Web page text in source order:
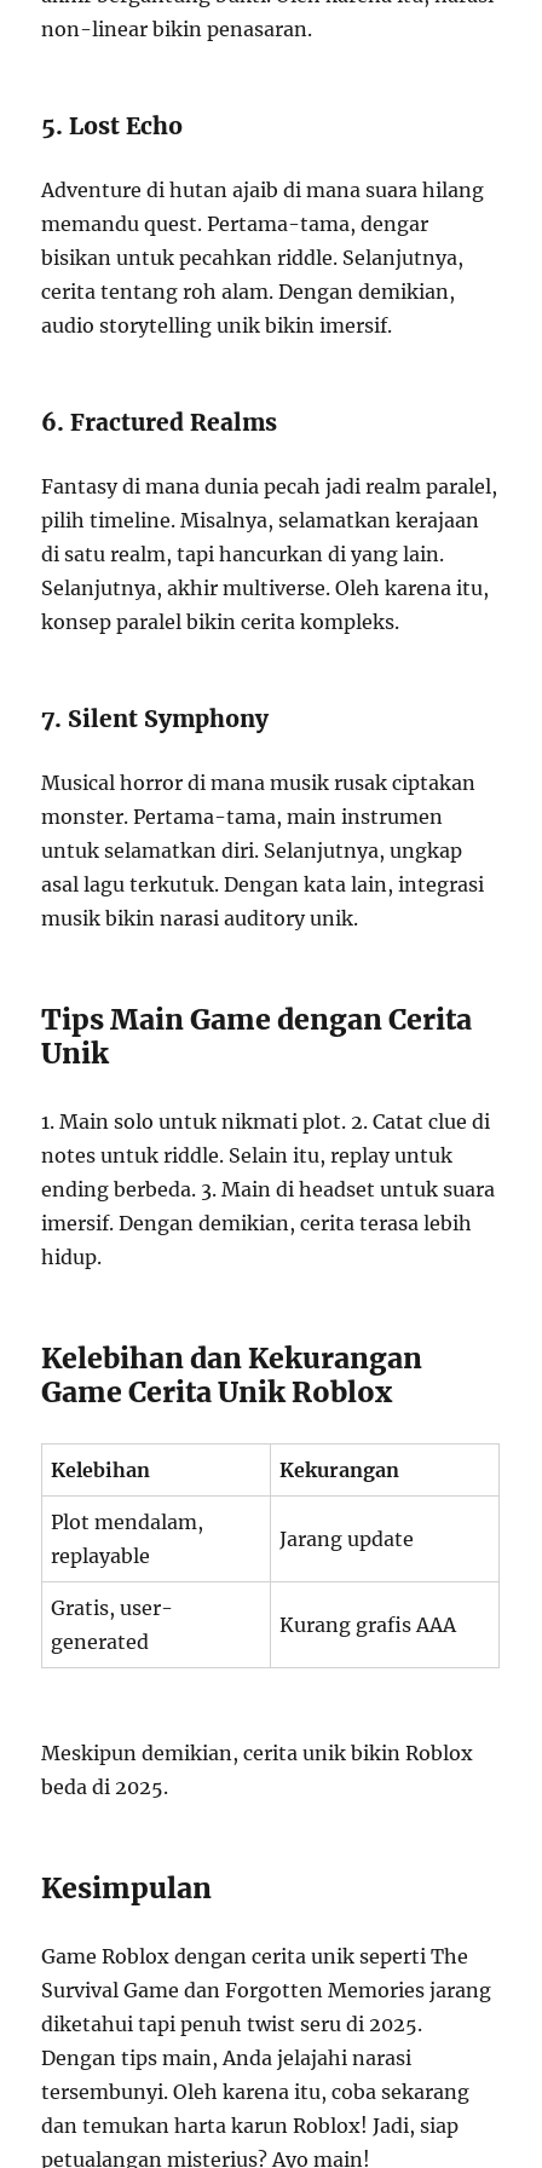
non-linear bikin penasaran.
5. Lost Echo
Adventure di hutan ajaib di mana suara hilang
memandu quest. Pertama-tama, dengar
bisikan untuk pecahkan riddle. Selanjutnya,
cerita tentang roh alam. Dengan demikian,
audio storytelling unik bikin imersif.
6. Fractured Realms
Fantasy di mana dunia pecah jadi realm paralel,
pilih timeline. Misalnya, selamatkan kerajaan
di satu realm, tapi hancurkan di yang lain.
Selanjutnya, akhir multiverse. Oleh karena itu,
konsep paralel bikin cerita kompleks.
7. Silent Symphony
Musical horror di mana musik rusak ciptakan
monster. Pertama-tama, main instrumen
untuk selamatkan diri. Selanjutnya, ungkap
asal lagu terkutuk. Dengan kata lain, integrasi
musik bikin narasi auditory unik.
Tips Main Game dengan Cerita
Unik
1. Main solo untuk nikmati plot. 2. Catat clue di
notes untuk riddle. Selain itu, replay untuk
ending berbeda. 3. Main di headset untuk suara
imersif. Dengan demikian, cerita terasa lebih
hidup.
Kelebihan dan Kekurangan
Game Cerita Unik Roblox
Kelebihan Kekurangan
Plot mendalam,
replayable
Jarang update
Gratis, user-
generated
Kurang grafis AAA
Meskipun demikian, cerita unik bikin Roblox
beda di 2025.
Kesimpulan
Game Roblox dengan cerita unik seperti The
Survival Game dan Forgotten Memories jarang
diketahui tapi penuh twist seru di 2025.
Dengan tips main, Anda jelajahi narasi
tersembunyi. Oleh karena itu, coba sekarang
dan temukan harta karun Roblox! Jadi, siap
petualangan misterius? Ayo main!